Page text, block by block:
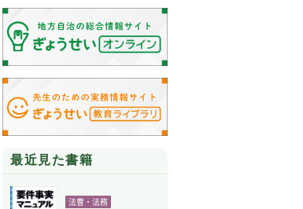
最近見た書籍
法曹・法務